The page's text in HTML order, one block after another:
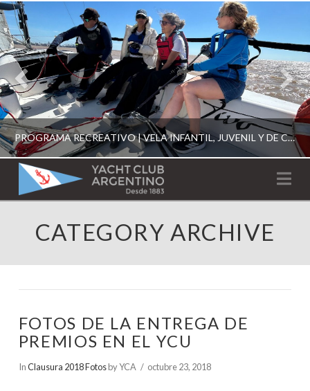
PROGRAMA RECREATIVO | VELA INFANTIL, JUVENIL Y DE CRUCERO 2026
ESCUELA RECREATIVA 2026
YACHT
CLUB
ARGENTINO
CATEGORY ARCHIVE
FOTOS DE LA ENTREGA DE
PREMIOS EN EL YCU
InClausura 2018 Fotosby YCA octubre 23, 2018